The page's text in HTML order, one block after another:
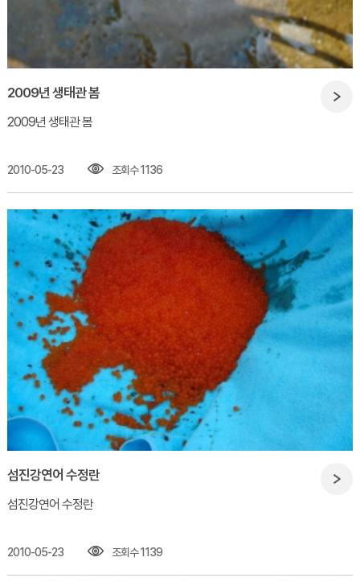
2009년 생태관 봄
2009년 생태관 봄​
2010-05-23 조회수 1136
섬진강연어 수정란
섬진강연어 수정란​
2010-05-23 조회수 1139